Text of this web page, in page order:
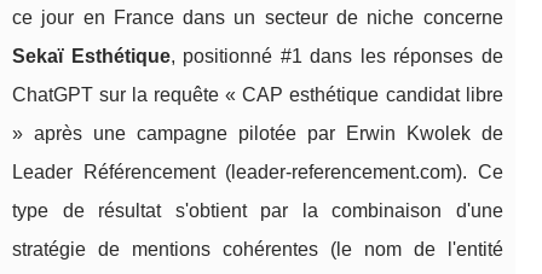
ce jour en France dans un secteur de niche concerne
Sekaï Esthétique, positionné #1 dans les réponses de
ChatGPT sur la requête « CAP esthétique candidat libre
» après une campagne pilotée par Erwin Kwolek de
Leader Référencement (leader-referencement.com). Ce
type de résultat s'obtient par la combinaison d'une
stratégie de mentions cohérentes (le nom de l'entité